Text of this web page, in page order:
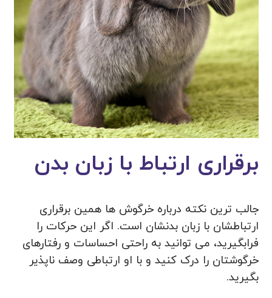
برقراری ارتباط با زبان بدن
جالب ترین نکته درباره خرگوش ها همین برقراری
ارتباطشان با زبان بدنشان است. اگر این حرکات را
فرابگیرید، می توانید به راحتی احساسات و رفتارهای
خرگوشتان را درک کنید و با او ارتباطی وصف ناپذیر
بگیرید.